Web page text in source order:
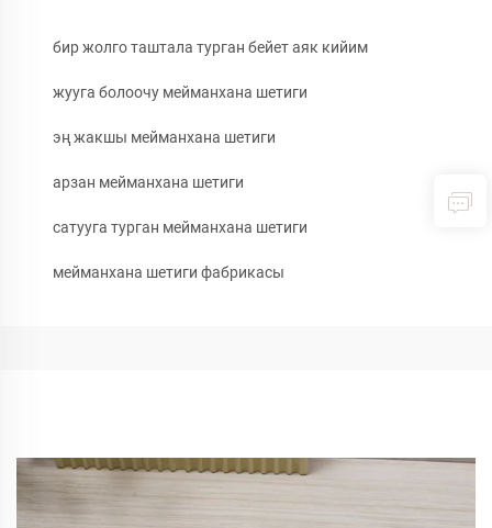
бир жолго таштала турган бейет аяк кийим
жууга болоочу мейманхана шетиги
эң жакшы мейманхана шетиги
арзан мейманхана шетиги
сатууга турган мейманхана шетиги
мейманхана шетиги фабрикасы